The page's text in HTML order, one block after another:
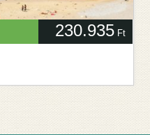
230.935 Ft